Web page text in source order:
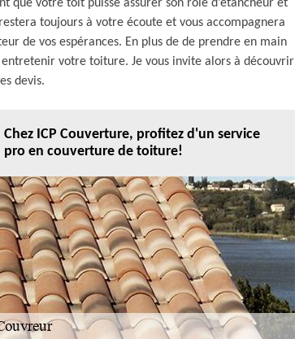
votre toit puisse assurer son rôle d’étancheur et
toujours à votre écoute et vous accompagnera
de vos espérances. En plus de de prendre en main
votre toiture. Je vous invite alors à découvrir
devis.
Chez ICP Couverture, profitez d'un service
pro en couverture de toiture!